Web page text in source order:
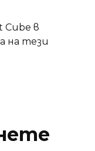
Cube в
на тези